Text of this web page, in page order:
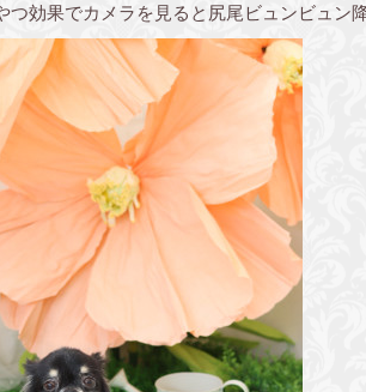
つ効果でカメラを見ると尻尾ビュンビュン